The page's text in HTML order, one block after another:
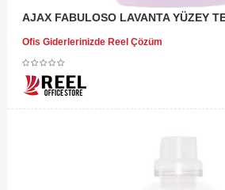
AJAX FABULOSO LAVANTA YÜZEY
Ofis Giderlerinizde Reel Çözüm